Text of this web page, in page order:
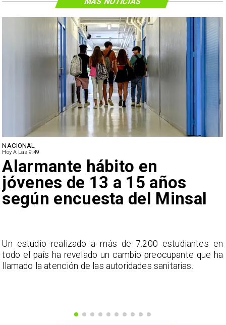
NACIONAL
Hoy A Las 9:49
Alarmante hábito en
jóvenes de 13 a 15 años
según encuesta del Minsal
Un estudio realizado a más de 7.200 estudiantes en
todo el país ha revelado un cambio preocupante que ha
llamado la atención de las autoridades sanitarias.